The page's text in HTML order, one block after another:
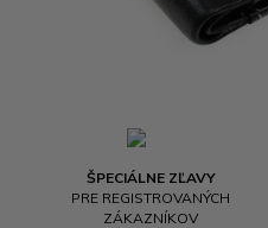
ŠPECIÁLNE ZĽAVY
PRE REGISTROVANÝCH
ZÁKAZNÍKOV